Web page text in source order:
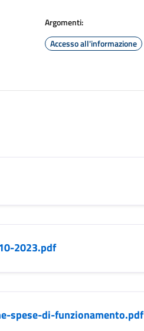
Argomenti:
Accesso all'informazione
2023.pdf
spese-di-funzionamento.pdf